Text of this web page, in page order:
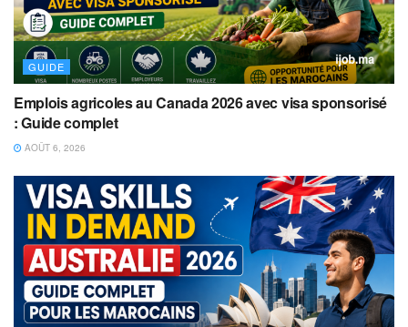
GUIDE
Emplois agricoles au Canada 2026 avec visa sponsorisé
: Guide complet
AOÛT 6, 2026